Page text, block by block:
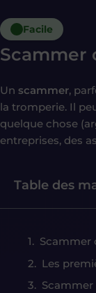
Facile
Scammer
Un scammer,
la tromperie. Il
quelque chose
entreprises, des
Table des
Scammer
Les
Scammer